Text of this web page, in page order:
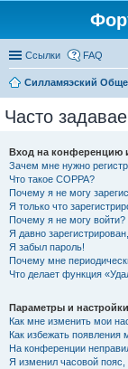
Ссылки FAQ
Силламяэский
Часто
Вход на конференцию
Зачем мне нужно
Что такое COPPA?
Почему я не могу
Я только что
Почему я не могу войти?
Я давно
Я забыл пароль!
Почему мне
Что делает функция
Параметры и
Как мне изменить мои
Как избежать появления
На конференции
Я изменил часовой